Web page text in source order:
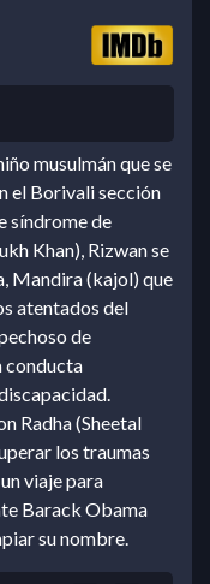
musulmán que se
el Borivali sección
síndrome de
Khan), Rizwan se
Mandira (kajol) que
atentados del
de
conducta
Radha (Sheetal
los traumas
viaje para
Barack Obama
su nombre.